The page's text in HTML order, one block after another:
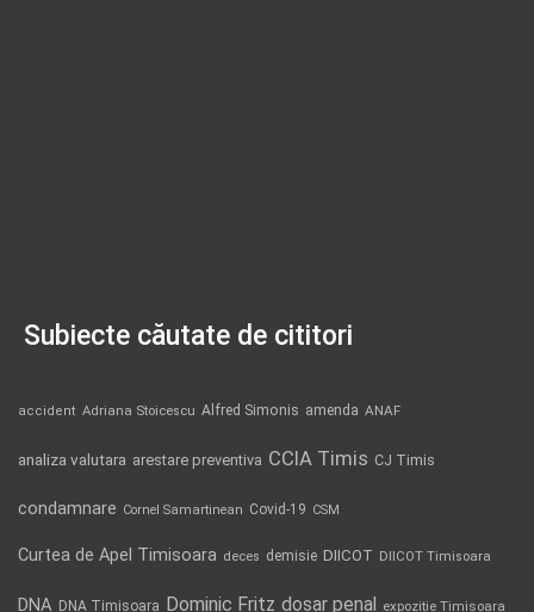
Subiecte căutate de cititori
accident Adriana Stoicescu Alfred Simonis amenda ANAF
analiza valutara arestare preventiva CCIA Timis CJ Timis
condamnare Cornel Samartinean Covid-19 CSM
Curtea de Apel Timisoara deces demisie DIICOT DIICOT Timisoara
DNA DNA Timisoara Dominic Fritz dosar penal expozitie Timisoara